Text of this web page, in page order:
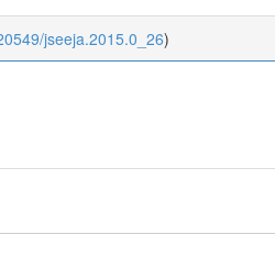
jseeja.2015.0_26)